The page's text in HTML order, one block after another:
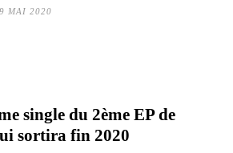
MAI 2020
single du 2ème EP de
sortira fin 2020